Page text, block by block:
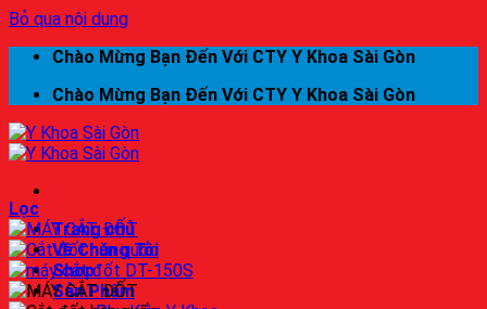
Bỏ qua nội dung
Chào Mừng Bạn Đến Với CTY Y Khoa Sài Gòn
Chào Mừng Bạn Đến Với CTY Y Khoa Sài Gòn
Trang chủ
Về Chúng Tôi
Shop
Sản Phẩm
Lọc